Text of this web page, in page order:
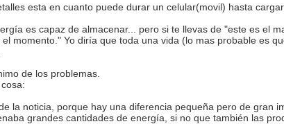
esta en cuanto puede durar un celular(movil) hasta
es capaz de almacenar... pero si te llevas de "este es el
momento." Yo diría que toda una vida (lo mas probable es
de los problemas.
la noticia, porque hay una diferencia pequeña pero de gran
grandes cantidades de energía, si no que también las